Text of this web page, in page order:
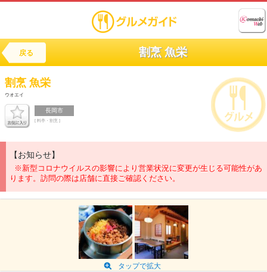
戻る 割烹 魚栄
割烹 魚栄
ウオエイ
長岡市
[ 料亭・割烹 ]
【お知らせ】
※新型コロナウイルスの影響により営業状況に変更が生じる可能性があ
ります。訪問の際は店舗に直接ご確認ください。
タップで拡大